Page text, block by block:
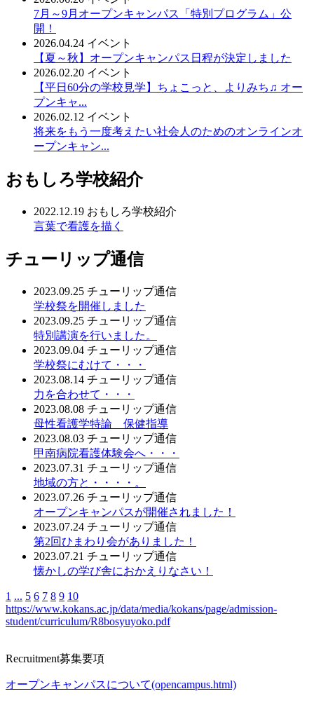
7月～9月オープンキャンパス「特別プログラム」公
開！
2026.04.24 イベント
【夏～秋】オープンキャンパス日程が決定しました
2026.02.20 イベント
【平日60分の学校見学】ちょこっと、よりみち♫ オー
プンキャ...
2026.02.12 イベント
将来をもう一度考えたい社会人のためのオンラインオ
ープンキャン...
おもしろ学校紹介
2022.12.19 おもしろ学校紹介
言葉で看護を描く
チューリップ通信
2023.09.25 チューリップ通信
学校祭を開催しました
2023.09.25 チューリップ通信
特別講演を行いました。
2023.09.04 チューリップ通信
学校祭にむけて・・・
2023.08.14 チューリップ通信
力を合わせて・・・
2023.08.08 チューリップ通信
母性看護学特論 保健指導
2023.08.03 チューリップ通信
甲南病院看護体験会へ・・・
2023.07.31 チューリップ通信
地域の方と・・・・。
2023.07.26 チューリップ通信
オープンキャンパスが開催されました！
2023.07.24 チューリップ通信
第2回ひまわり会がありました！
2023.07.21 チューリップ通信
懐かしの学び舎におかえりなさい！
1 ... 5 6 7 8 9 10
https://www.kokans.ac.jp/data/media/kokans/page/admission-
student/curriculum/R8bosyuyoko.pdf
Recruitment募集要項
オープンキャンパスについて(opencampus.html)